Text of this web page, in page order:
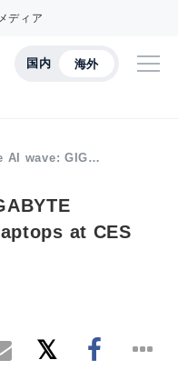
ディア
国内 海外
AI wave: GIG…
at CES